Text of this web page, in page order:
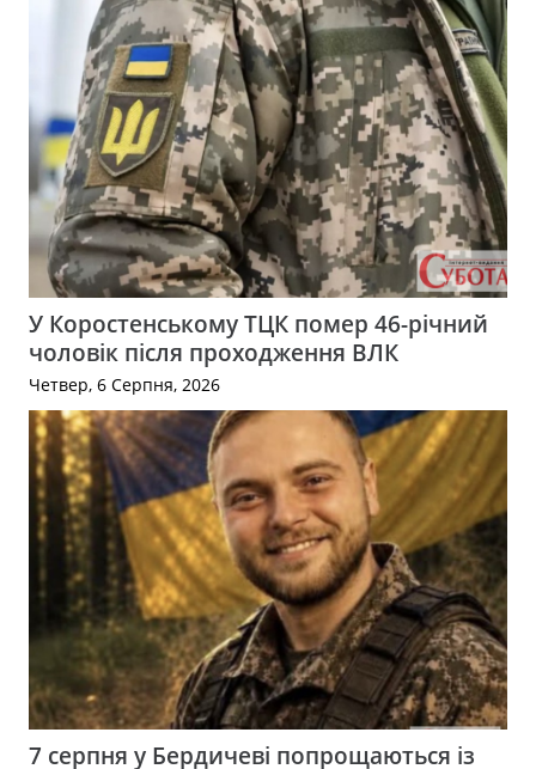
У Коростенському ТЦК помер 46-річний
чоловік після проходження ВЛК
Четвер, 6 Серпня, 2026
7 серпня у Бердичеві попрощаються із